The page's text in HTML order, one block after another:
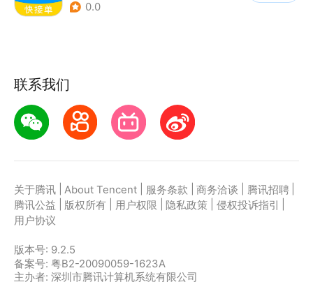
0.0
联系我们
关于腾讯 About Tencent 服务条款 商务洽谈 腾讯招聘
腾讯公益
版权所有 用户权限 隐私政策 侵权投诉指引
用户协议
版本号: 9.2.5
备案号: 粤B2-20090059-1623A
主办者: 深圳市腾讯计算机系统有限公司